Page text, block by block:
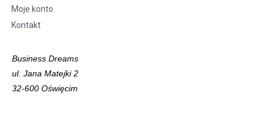
Moje konto
Kontakt
Business Dreams
ul. Jana Matejki 2
32-600 Oświęcim